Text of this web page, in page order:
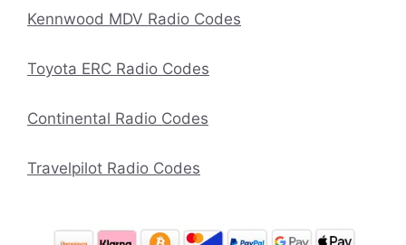
Kennwood MDV Radio Codes
Toyota ERC Radio Codes
Continental Radio Codes
Travelpilot Radio Codes